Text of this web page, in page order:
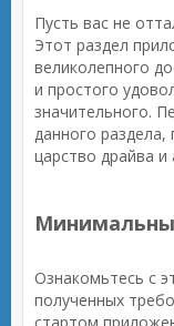
Пусть вас не
Этот раздел
великолепного
и простого
значительного.
данного раздела,
царство драйва
Ознакомьтесь с
полученных